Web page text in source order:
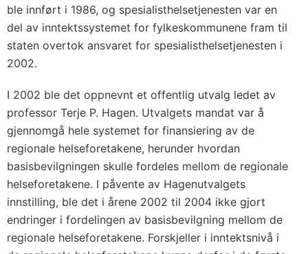
ble innført i 1986, og spesialisthelsetjenesten var en
del av inntektssystemet for fylkeskommunene fram til
staten overtok ansvaret for spesialisthelsetjenesten i
2002.
I 2002 ble det oppnevnt et offentlig utvalg ledet av
professor Terje P. Hagen. Utvalgets mandat var å
gjennomgå hele systemet for finansiering av de
regionale helseforetakene, herunder hvordan
basisbevilgningen skulle fordeles mellom de regionale
helseforetakene. I påvente av Hagenutvalgets
innstilling, ble det i årene 2002 til 2004 ikke gjort
endringer i fordelingen av basisbevilgning mellom de
regionale helseforetakene. Forskjeller i inntektsnivå i